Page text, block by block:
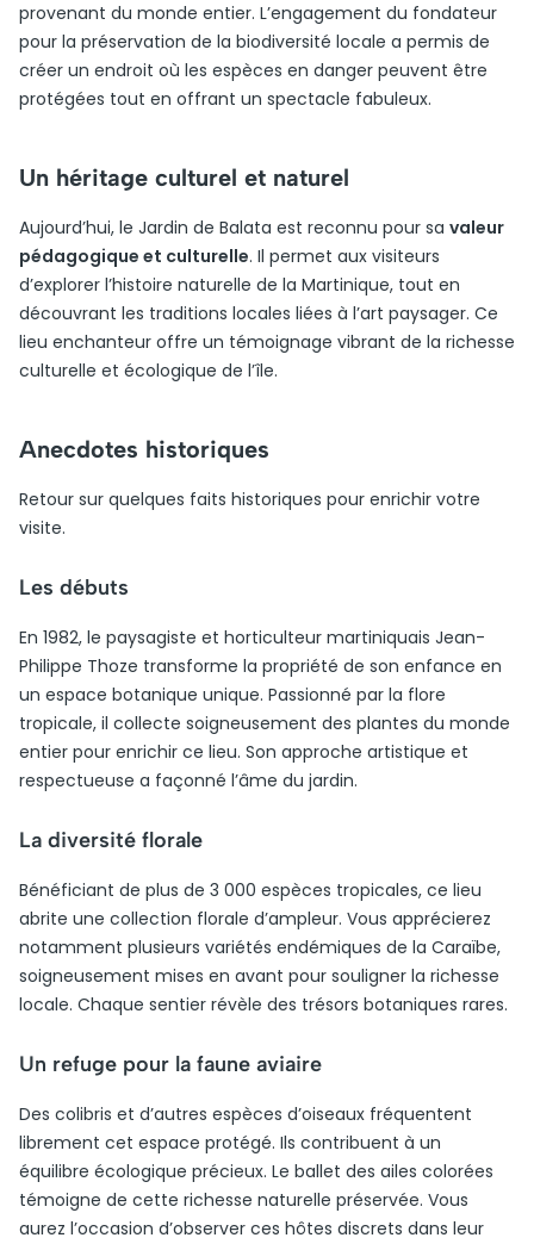
provenant du monde entier. L’engagement du fondateur
pour la préservation de la biodiversité locale a permis de
créer un endroit où les espèces en danger peuvent être
protégées tout en offrant un spectacle fabuleux.
Un héritage culturel et naturel
Aujourd’hui, le Jardin de Balata est reconnu pour sa valeur
pédagogique et culturelle. Il permet aux visiteurs
d’explorer l’histoire naturelle de la Martinique, tout en
découvrant les traditions locales liées à l’art paysager. Ce
lieu enchanteur offre un témoignage vibrant de la richesse
culturelle et écologique de l’île.
Anecdotes historiques
Retour sur quelques faits historiques pour enrichir votre
visite.
Les débuts
En 1982, le paysagiste et horticulteur martiniquais Jean-
Philippe Thoze transforme la propriété de son enfance en
un espace botanique unique. Passionné par la flore
tropicale, il collecte soigneusement des plantes du monde
entier pour enrichir ce lieu. Son approche artistique et
respectueuse a façonné l’âme du jardin.
La diversité florale
Bénéficiant de plus de 3 000 espèces tropicales, ce lieu
abrite une collection florale d’ampleur. Vous apprécierez
notamment plusieurs variétés endémiques de la Caraïbe,
soigneusement mises en avant pour souligner la richesse
locale. Chaque sentier révèle des trésors botaniques rares.
Un refuge pour la faune aviaire
Des colibris et d’autres espèces d’oiseaux fréquentent
librement cet espace protégé. Ils contribuent à un
équilibre écologique précieux. Le ballet des ailes colorées
témoigne de cette richesse naturelle préservée. Vous
aurez l’occasion d’observer ces hôtes discrets dans leur